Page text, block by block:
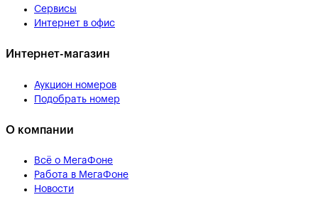
Сервисы
Интернет в офис
Интернет-магазин
Аукцион номеров
Подобрать номер
О компании
Всё о МегаФоне
Работа в МегаФоне
Новости